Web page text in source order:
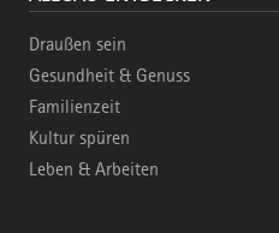
Draußen sein
Gesundheit & Genuss
Familienzeit
Kultur spüren
Leben & Arbeiten